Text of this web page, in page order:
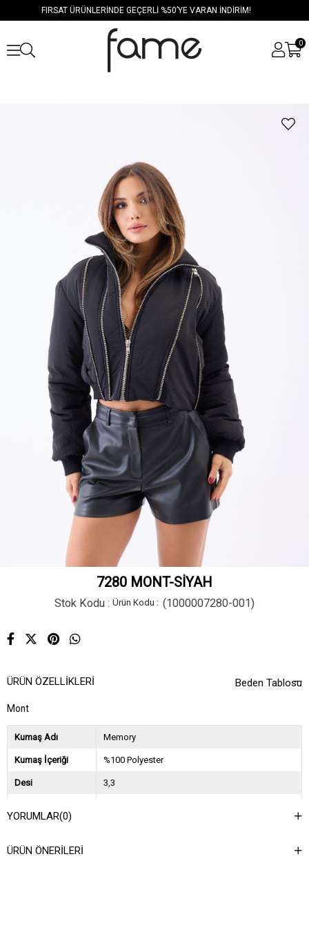
FIRSAT ÜRÜNLERİNDE GEÇERLİ %50’YE VARAN İNDİRİM!
0
7280 MONT-SİYAH
Stok Kodu (1000007280-001)
Beden Tablosu
ÜRÜN ÖZELLIKLERI
Mont
Kumaş Adı Memory
Kumaş İçeriği %100 Polyester
Desi 3,3
Asorti Bilgisi
YORUMLAR(0)
ÜRÜN ÖNERILERI